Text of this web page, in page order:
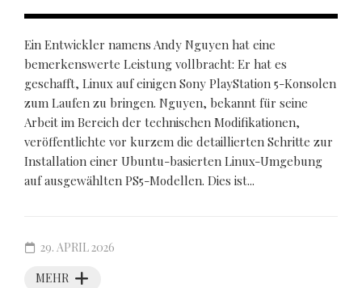
Ein Entwickler namens Andy Nguyen hat eine
bemerkenswerte Leistung vollbracht: Er hat es
geschafft, Linux auf einigen Sony PlayStation 5-Konsolen
zum Laufen zu bringen. Nguyen, bekannt für seine
Arbeit im Bereich der technischen Modifikationen,
veröffentlichte vor kurzem die detaillierten Schritte zur
Installation einer Ubuntu-basierten Linux-Umgebung
auf ausgewählten PS5-Modellen. Dies ist...
MEHR
29. APRIL 2026